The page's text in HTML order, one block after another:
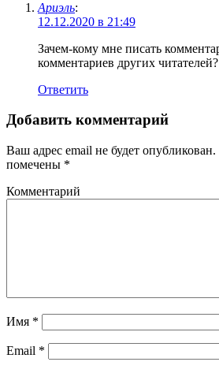
Ариэль:
12.12.2020 в 21:49
Зачем-кому мне писать
комментариев других читателей?
Ответить
Добавить комментарий
Ваш адрес email не будет опубликован.
помечены *
Комментарий
Имя *
Email *